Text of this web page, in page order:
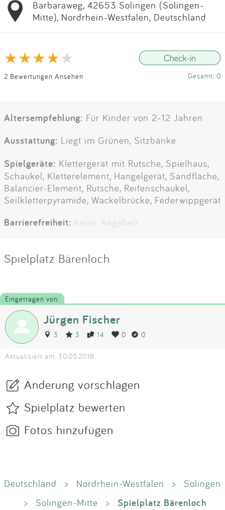
Barbaraweg, 42653 Solingen (Solingen-
Mitte), Nordrhein-Westfalen, Deutschland
2 Bewertungen Ansehen Gesamt: 0
Altersempfehlung: Für Kinder von 2-12 Jahren
Ausstattung: Liegt im Grünen, Sitzbänke
Spielgeräte: Klettergerät mit Rutsche, Spielhaus,
Schaukel, Kletterelement, Hangelgerät, Sandfläche,
Balancier-Element, Rutsche, Reifenschaukel,
Seilkletterpyramide, Wackelbrücke, Federwippgerät
Barrierefreiheit: keine Angaben
Spielplatz Bärenloch
Eingetragen von:
Jürgen Fischer
3 3 14 0 0
Aktualisiert am: 30.05.2018
Änderung vorschlagen
Spielplatz bewerten
Fotos hinzufügen
Deutschland > Nordrhein-Westfalen >
Solingen
>
Solingen-Mitte > Spielplatz Bärenloch